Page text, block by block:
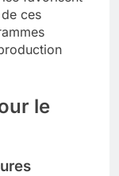
ces
le